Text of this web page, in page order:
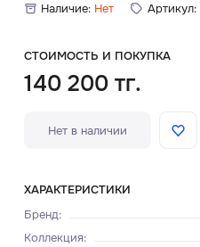
Наличие: Нет Артикул:
СТОИМОСТЬ И ПОКУПКА
140 200 тг.
Нет в наличии
ХАРАКТЕРИСТИКИ
Бренд:
Коллекция:
Главная
О нас